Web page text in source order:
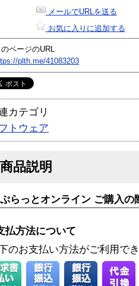
メールでURLを送る
お気に入りに追加する
のページのURL
plth.me/41083203
カテゴリ
トウェア
商品説明
ぷらっとオンライン ご購入の
払方法について
のお支払い方法がご利用で